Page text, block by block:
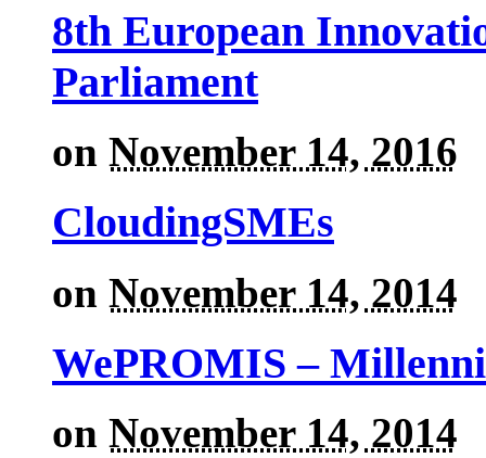
8th European
Parliament
on November 14, 2016
CloudingSMEs
on November 14, 2014
WePROMIS –
on November 14, 2014